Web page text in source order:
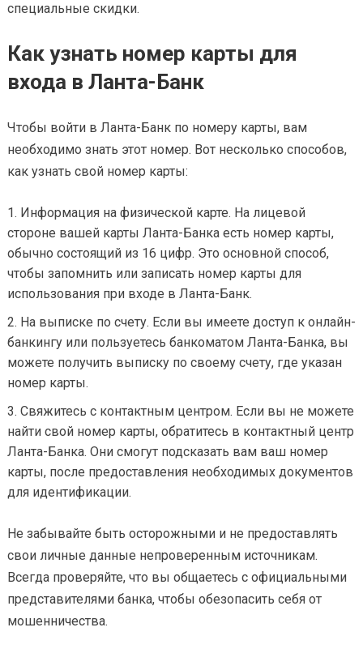
специальные скидки.
Как узнать номер карты для
входа в Ланта-Банк
Чтобы войти в Ланта-Банк по номеру карты, вам
необходимо знать этот номер. Вот несколько способов,
как узнать свой номер карты:
Информация на физической карте. На лицевой
стороне вашей карты Ланта-Банка есть номер карты,
обычно состоящий из 16 цифр. Это основной способ,
чтобы запомнить или записать номер карты для
использования при входе в Ланта-Банк.
На выписке по счету. Если вы имеете доступ к онлайн-
банкингу или пользуетесь банкоматом Ланта-Банка, вы
можете получить выписку по своему счету, где указан
номер карты.
Свяжитесь с контактным центром. Если вы не можете
найти свой номер карты, обратитесь в контактный центр
Ланта-Банка. Они смогут подсказать вам ваш номер
карты, после предоставления необходимых документов
для идентификации.
Не забывайте быть осторожными и не предоставлять
свои личные данные непроверенным источникам.
Всегда проверяйте, что вы общаетесь с официальными
представителями банка, чтобы обезопасить себя от
мошенничества.